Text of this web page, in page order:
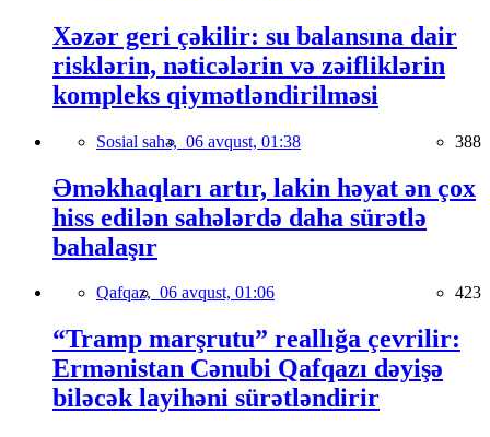
Xəzər geri çəkilir: su balansına dair
risklərin, nəticələrin və zəifliklərin
kompleks qiymətləndirilməsi
Sosial sahə, 06 avqust, 01:38 388
Əməkhaqları artır, lakin həyat ən çox
hiss edilən sahələrdə daha sürətlə
bahalaşır
Qafqaz, 06 avqust, 01:06 423
“Tramp marşrutu” reallığa çevrilir:
Ermənistan Cənubi Qafqazı dəyişə
biləcək layihəni sürətləndirir